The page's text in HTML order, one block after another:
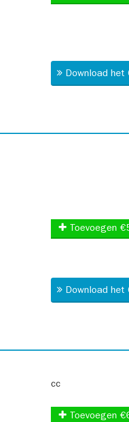
Download
Toevoegen
Download
cc
Toevoegen